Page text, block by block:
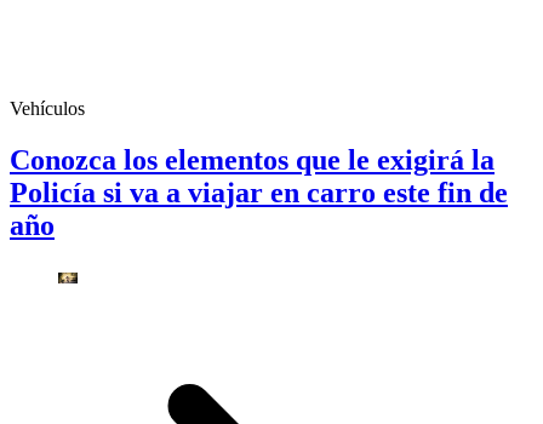
Vehículos
Conozca los elementos que le exigirá la
Policía si va a viajar en carro este fin de
año